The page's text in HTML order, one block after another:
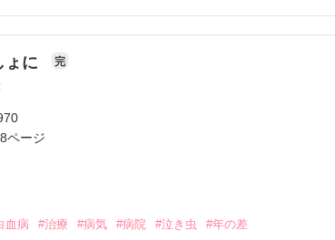
ょに 完
ページ
血病 #治療 #病気 #病院 #泣き虫 #年の差